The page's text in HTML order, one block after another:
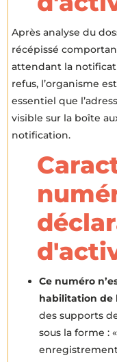
Après analyse du
récépissé
attendant la
refus, l’organisme
essentiel que
visible sur la boîte
notification.
Ce numéro
habilitation de
des supports
sous la forme :
enregistrement